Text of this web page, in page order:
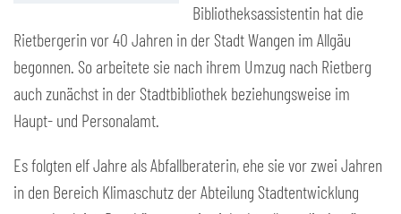
Bibliotheksassistentin hat die
Rietbergerin vor 40 Jahren in der Stadt Wangen im Allgäu
begonnen. So arbeitete sie nach ihrem Umzug nach Rietberg
auch zunächst in der Stadtbibliothek beziehungsweise im
Haupt- und Personalamt.
Es folgten elf Jahre als Abfallberaterin, ehe sie vor zwei Jahren
in den Bereich Klimaschutz der Abteilung Stadtentwicklung